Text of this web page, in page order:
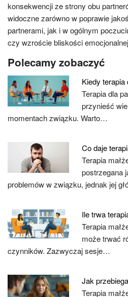
konsekwencji ze strony obu
widoczne zarówno w poprawie
partnerami, jak i w ogólnym
czy wzroście bliskości
Polecamy zobaczyć
Kiedy terapia
Terapia dla
przynieść
momentach związku. Warto…
Co daje
Terapia
postrzegana
problemów w związku, jednak jej
Ile trwa
Terapia
może trwać
czynników. Zazwyczaj sesje…
Jak
Terapia